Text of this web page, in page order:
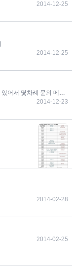
2014-12-25
2014-12-25
탈퇴후 한달이 지났음에도 불구하고 재가입이 되지 않고 있어서 몇차례 문의 메일을 보냈는데
2014-12-23
2014-02-28
2014-02-25